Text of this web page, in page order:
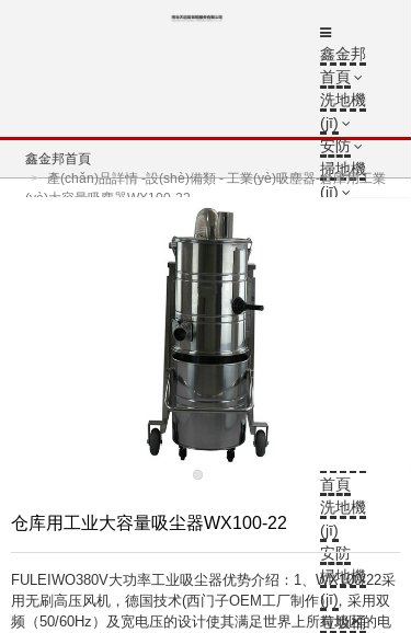
鑫金邦
首頁
洗地機
(jī)
安防
掃地機
(jī)
首頁
洗地機
(jī)
安防
掃地機
(jī)
垃圾桶
鑫金邦首頁
產(chǎn)品詳情 -設(shè)備類 - 工業(yè)吸塵器-倉庫用工業
(yè)大容量吸塵器WX100-22
仓库用工业大容量吸尘器WX100-22
FULEIWO380V大功率工业吸尘器优势介绍：1、WX100/22采
用无刷高压风机，德国技术(西门子OEM工厂制作），采用双
频（50/60Hz）及宽电压的设计使其满足世界上所有地区的电